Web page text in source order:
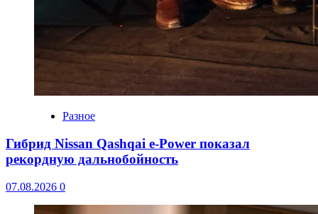
Разное
Гибрид Nissan Qashqai e-Power показал
рекордную дальнобойность
07.08.2026 0